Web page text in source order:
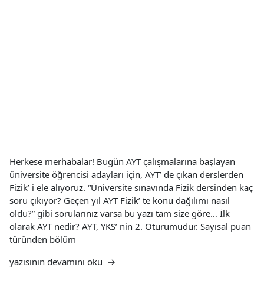
Herkese merhabalar! Bugün AYT çalışmalarına başlayan
üniversite öğrencisi adayları için, AYT’ de çıkan derslerden
Fizik’ i ele alıyoruz. “Üniversite sınavında Fizik dersinden kaç
soru çıkıyor? Geçen yıl AYT Fizik’ te konu dağılımı nasıl
oldu?” gibi sorularınız varsa bu yazı tam size göre… İlk
olarak AYT nedir? AYT, YKS’ nin 2. Oturumudur. Sayısal puan
türünden bölüm
“AYT
yazısının devamını oku